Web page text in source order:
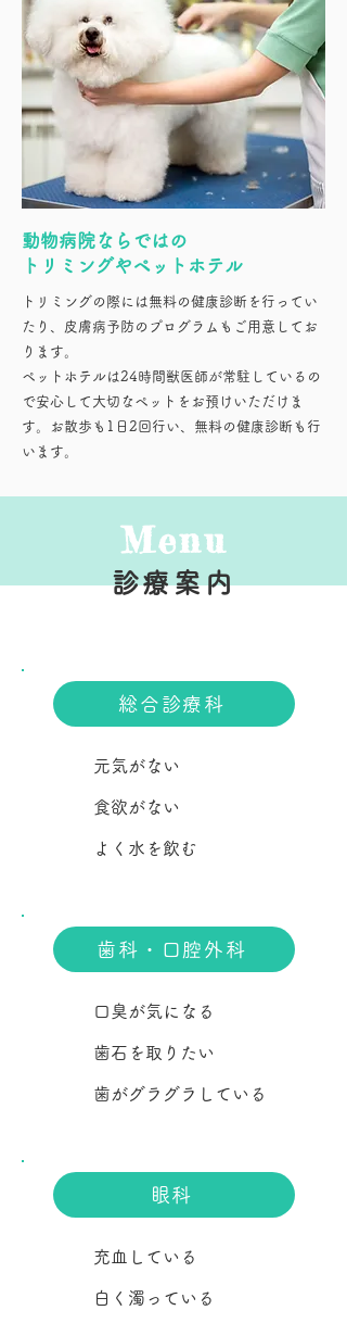
動物病院ならではの
トリミングやペットホテル
トリミングの際には無料の健康診断を行ってい
たり、皮膚病予防のプログラムもご用意してお
ります。
ペットホテルは24時間獣医師が常駐しているの
で安心して大切なペットをお預けいただけま
す。お散歩も1日2回行い、無料の健康診断も行
います。
Menu
診療案内
総合診療科
​元気がない
​食欲がない
よく水を飲む
歯科・口腔外科
口臭が気になる
​歯石を取りたい
​歯がグラグラしている
眼科
​充血している
​白く濁っている